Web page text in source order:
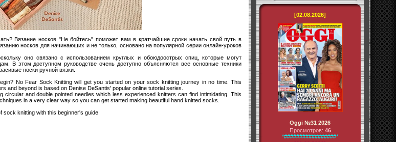
Вязание носков "Не бойтесь" поможет вам в кратчайшие сроки начать свой путь в
носков для начинающих и не только, основано на популярной серии онлайн-уроков
оно связано с использованием круглых и обоюдоострых спиц, которые могут
В этом доступном руководстве очень доступно объясняются все основные техники
носки ручной вязки.
No Fear Sock Knitting will get you started on your sock knitting journey in no time. This
and beyond is based on Denise DeSantis' popular online tutorial series.
and double pointed needles which less experienced knitters can find intimidating. This
in a very clear way so you can get started making beautiful hand knitted socks.
sock knitting with this beginner's guide
[02.08.2026]
Oggi №31 2026
Просмотров: 46
*#################*